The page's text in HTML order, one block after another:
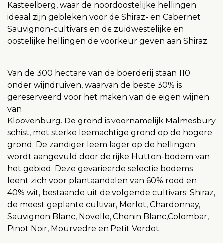
Kasteelberg, waar de noordoostelijke hellingen
ideaal zijn gebleken voor de Shiraz- en Cabernet
Sauvignon-cultivars en de zuidwestelijke en
oostelijke hellingen de voorkeur geven aan Shiraz.
Van de 300 hectare van de boerderij staan 110
onder wijndruiven, waarvan de beste 30% is
gereserveerd voor het maken van de eigen wijnen
van
Kloovenburg. De grond is voornamelijk Malmesbury
schist, met sterke leemachtige grond op de hogere
grond. De zandiger leem lager op de hellingen
wordt aangevuld door de rijke Hutton-bodem van
het gebied. Deze gevarieerde selectie bodems
leent zich voor plantaandelen van 60% rood en
40% wit, bestaande uit de volgende cultivars: Shiraz,
de meest geplante cultivar, Merlot, Chardonnay,
Sauvignon Blanc, Novelle, Chenin Blanc,Colombar,
Pinot Noir, Mourvedre en Petit Verdot.